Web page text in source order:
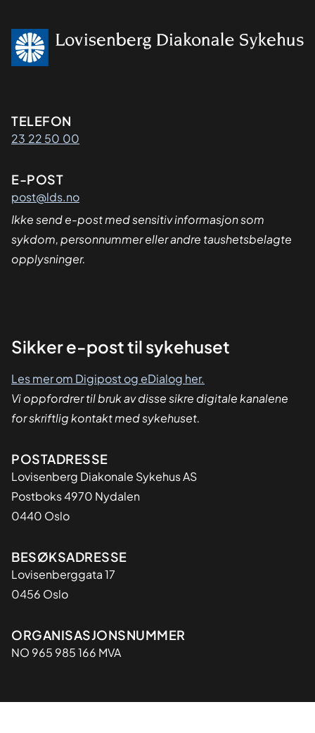
Kontaktinformasjon
TELEFON
23 22 50 00
E-POST
post@lds.no
Ikke send e-post med sensitiv informasjon som
sykdom, personnummer eller andre taushetsbelagte
opplysninger.
Sikker
Sikker e-post til sykehuset
Les mer om Digipost og eDialog her.
Vi oppfordrer til bruk av disse sikre digitale kanalene
for skriftlig kontakt med sykehuset.
Adresse
POSTADRESSE
Lovisenberg Diakonale Sykehus AS
Postboks 4970 Nydalen
0440 Oslo
BESØKSADRESSE
Lovisenberggata 17
0456 Oslo
Organisasjon
ORGANISASJONSNUMMER
NO 965 985 166 MVA